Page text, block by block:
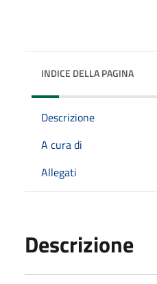
INDICE DELLA PAGINA
Descrizione
A cura di
Allegati
Descrizione